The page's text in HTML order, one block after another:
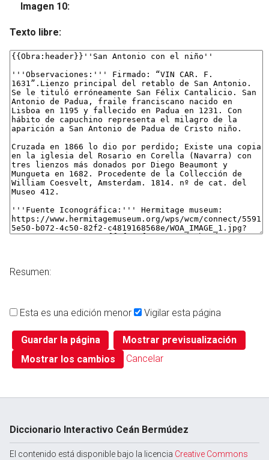
Imagen 10:
Texto libre:
Resumen:
Esta es una edición menor Vigilar esta página
Cancelar
Diccionario Interactivo Ceán Bermúdez
El contenido está disponible bajo la licencia Creative Commons